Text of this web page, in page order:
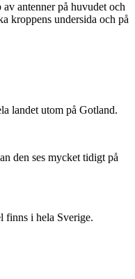
antenner på huvudet och
kroppens undersida och på
landet utom på Gotland.
den ses mycket tidigt på
finns i hela Sverige.